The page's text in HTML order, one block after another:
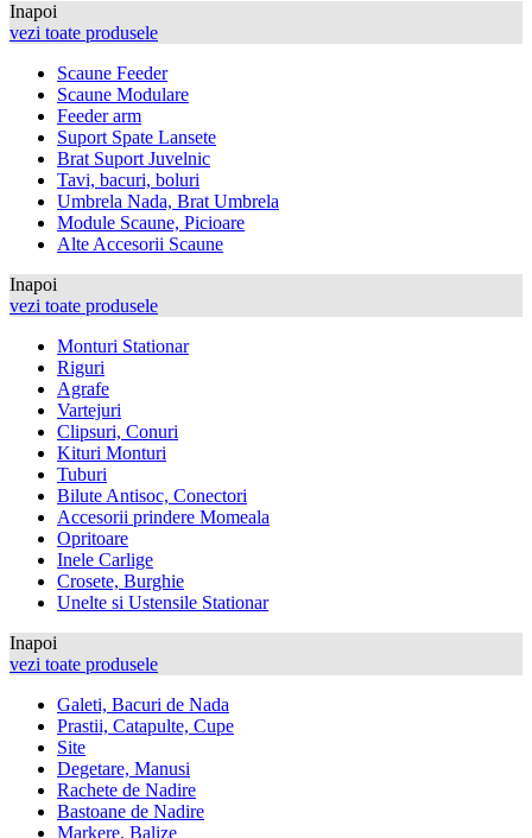
Inapoi
vezi toate produsele
Scaune Feeder
Scaune Modulare
Feeder arm
Suport Spate Lansete
Brat Suport Juvelnic
Tavi, bacuri, boluri
Umbrela Nada, Brat Umbrela
Module Scaune, Picioare
Alte Accesorii Scaune
Inapoi
vezi toate produsele
Monturi Stationar
Riguri
Agrafe
Vartejuri
Clipsuri, Conuri
Kituri Monturi
Tuburi
Bilute Antisoc, Conectori
Accesorii prindere Momeala
Opritoare
Inele Carlige
Crosete, Burghie
Unelte si Ustensile Stationar
Inapoi
vezi toate produsele
Galeti, Bacuri de Nada
Prastii, Catapulte, Cupe
Site
Degetare, Manusi
Rachete de Nadire
Bastoane de Nadire
Markere, Balize